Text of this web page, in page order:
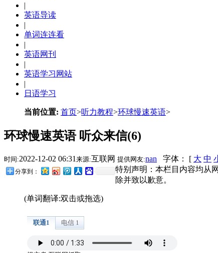
|
英语导读
|
单词连连看
|
英语网刊
|
英语学习网站
|
日语学习
当前位置: 首页>听力教程>环球慢速英语>
环球慢速英语 听众来信(6)
时间:2022-12-02 06:31 来源:互联网 提供网友:nan 字体： [ 大 中
分享到：
特别声明：本栏目内容均从
除并致以歉意。
(单词翻译:双击或拖选)